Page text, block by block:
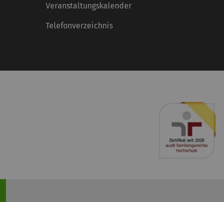
Veranstaltungskalender
Telefonverzeichnis